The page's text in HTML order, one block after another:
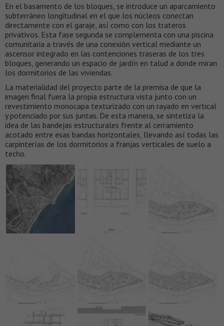
En el basamento de los bloques, se introduce un aparcamiento
subterráneo longitudinal en el que los núcleos conectan
directamente con el garaje, así como con los trateros
privativos. Esta fase segunda se complementa con una piscina
comunitaria a través de una conexión vertical mediante un
ascensor integrado en las contenciones traseras de los tres
bloques, generando un espacio de jardín en talud a donde miran
los dormitorios de las viviendas.
La materialidad del proyecto parte de la premisa de que la
imagen final fuera la propia estructura vista junto con un
revestimiento monocapa texturizado con un rayado en vertical
y potenciado por sus juntas. De esta manera, se sintetiza la
idea de las bandejas estructurales frente al cerramiento
acotado entre esas bandas horizontales, llevando así todas las
carpinterías de los dormitorios a franjas verticales de suelo a
techo.